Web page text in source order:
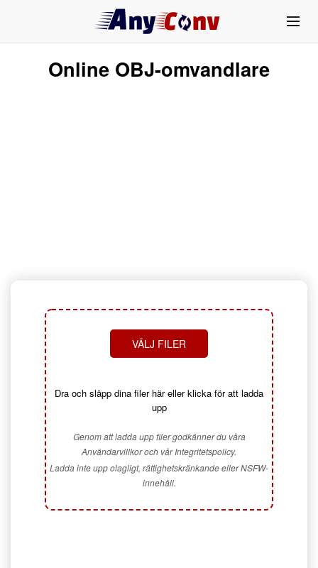
Online OBJ-omvandlare
VÄLJ FILER
Dra och släpp dina filer här eller klicka för att ladda
upp
Genom att ladda upp filer godkänner du våra
Användarvillkor och vår Integritetspolicy.
Ladda inte upp olagligt, rättighetskränkande eller NSFW-
innehåll.